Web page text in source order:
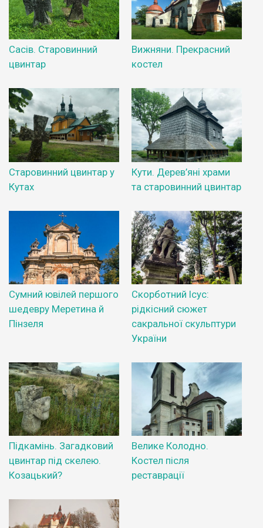
Сасів. Старовинний
цвинтар
Вижняни. Прекрасний
костел
Старовинний цвинтар у
Кутах
Кути. Дерев’яні храми
та старовинний цвинтар
Сумний ювілей першого
шедевру Меретина й
Пінзеля
Скорботний Ісус:
рідкісний сюжет
сакральної скульптури
України
Підкамінь. Загадковий
цвинтар під скелею.
Козацький?
Велике Колодно.
Костел після
реставрації